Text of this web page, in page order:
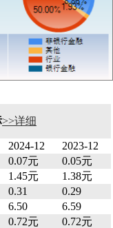
>>详细
2024-12
2023-12
0.07元
0.05元
1.45元
1.38元
0.31
0.29
6.50
6.59
0.72元
0.72元